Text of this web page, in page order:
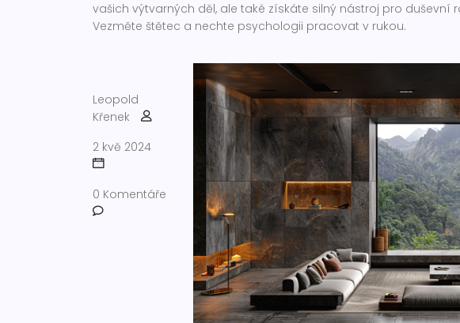
vašich výtvarných děl, ale také získáte silný nástroj pro duševní
Vezměte štětec a nechte psychologii pracovat v rukou.
Leopold
Křenek
2 kvě 2024
0 Komentáře